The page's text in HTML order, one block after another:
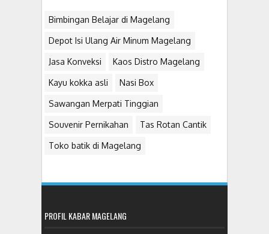
Bimbingan Belajar di Magelang
Depot Isi Ulang Air Minum Magelang
Jasa Konveksi Kaos Distro Magelang
Kayu kokka asli Nasi Box
Sawangan Merpati Tinggian
Souvenir Pernikahan Tas Rotan Cantik
Toko batik di Magelang
PROFIL KABAR MAGELANG